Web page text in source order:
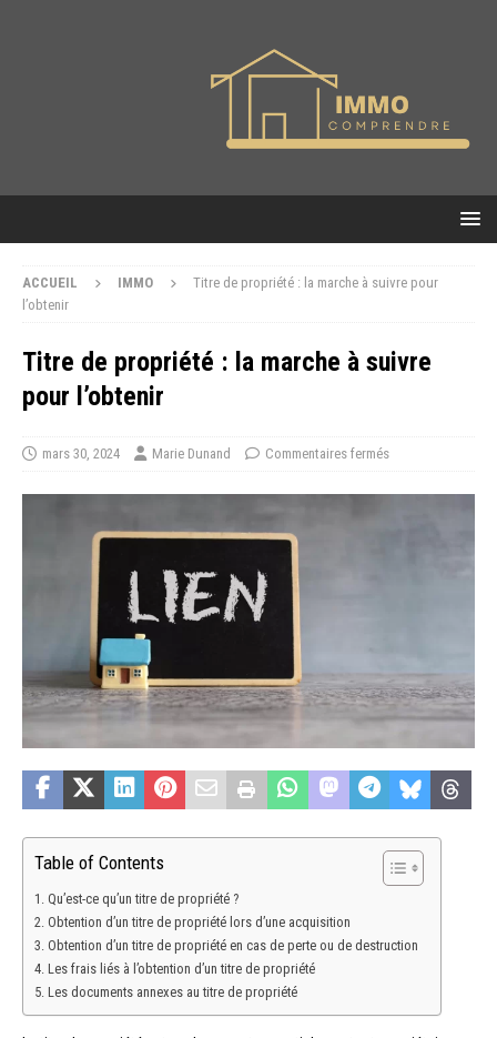
ACCUEIL IMMO
Titre de propriété : la marche à suivre pour
l’obtenir
Titre de propriété : la marche à suivre
pour l’obtenir
mars 30, 2024 Marie Dunand Commentaires fermés
Table of Contents
Qu’est-ce qu’un titre de propriété ?
Obtention d’un titre de propriété lors d’une acquisition
Obtention d’un titre de propriété en cas de perte ou de destruction
Les frais liés à l’obtention d’un titre de propriété
Les documents annexes au titre de propriété